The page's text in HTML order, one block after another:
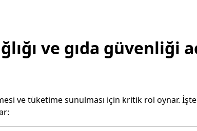
ve gıda güvenliği
ve tüketime sunulması için kritik rol oynar.